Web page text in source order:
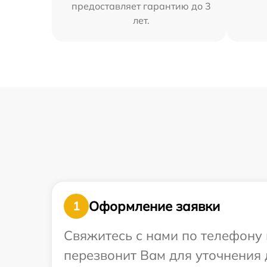
предоставляет гарантию до 3
лет.
1
Оформление заявки
Свяжитесь с нами по телефону
перезвонит Вам для